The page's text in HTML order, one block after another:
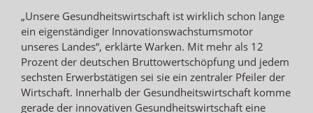
„Unsere Gesundheitswirtschaft ist wirklich schon lange
ein eigenständiger Innovationswachstumsmotor
unseres Landes“, erklärte Warken. Mit mehr als 12
Prozent der deutschen Bruttowertschöpfung und jedem
sechsten Erwerbstätigen sei sie ein zentraler Pfeiler der
Wirtschaft. Innerhalb der Gesundheitswirtschaft komme
gerade der innovativen Gesundheitswirtschaft eine